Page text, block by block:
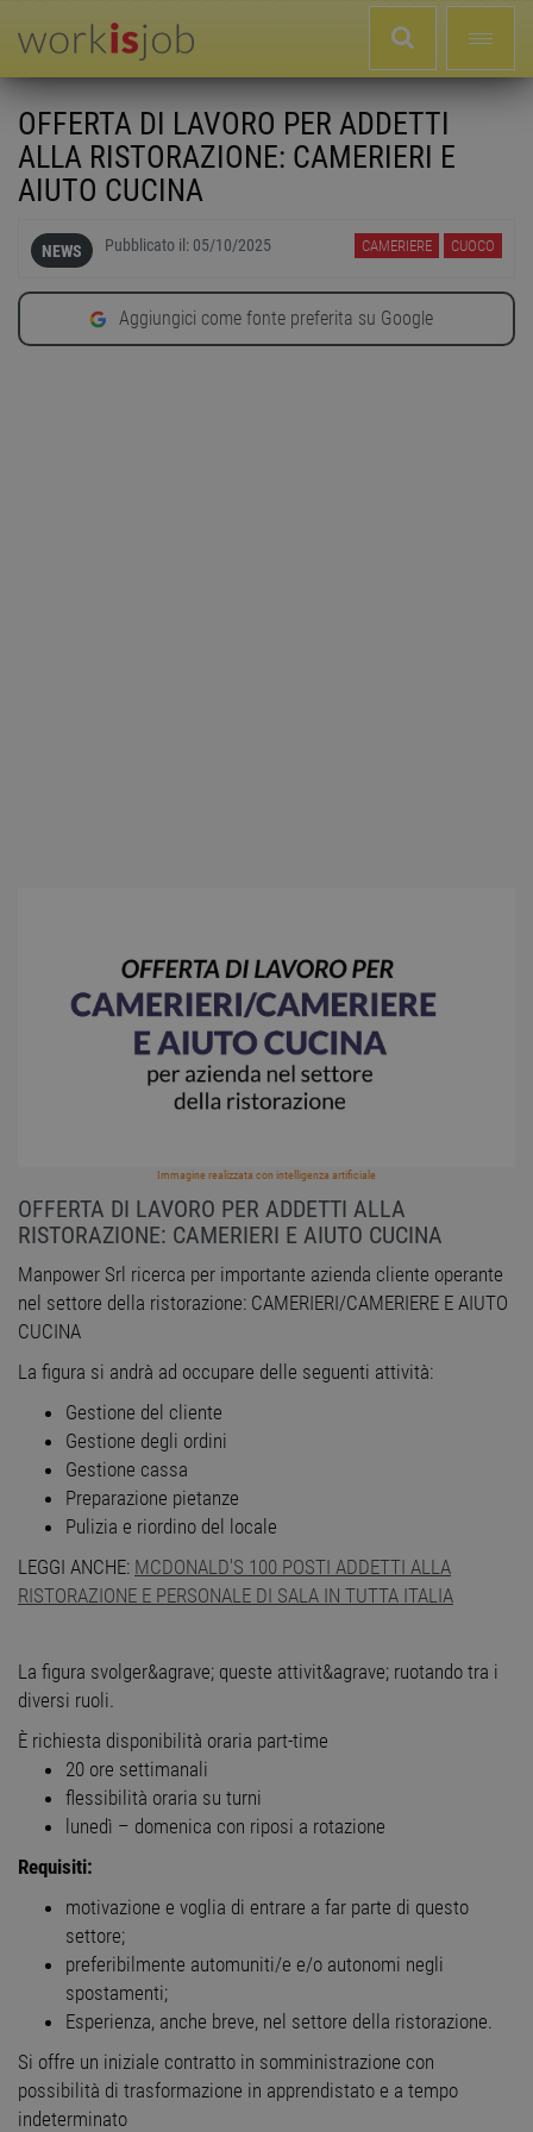
OFFERTA DI LAVORO PER ADDETTI
ALLA RISTORAZIONE: CAMERIERI E
AIUTO CUCINA
NEWS Pubblicato il: 05/10/2025 CAMERIERE CUOCO
Aggiungici come fonte preferita su Google
Immagine realizzata con intelligenza artificiale
OFFERTA DI LAVORO PER ADDETTI ALLA
RISTORAZIONE: CAMERIERI E AIUTO CUCINA
Manpower Srl ricerca per importante azienda cliente operante
nel settore della ristorazione: CAMERIERI/CAMERIERE E AIUTO
CUCINA
La figura si andrà ad occupare delle seguenti attività:
Gestione del cliente
Gestione degli ordini
Gestione cassa
Preparazione pietanze
Pulizia e riordino del locale
LEGGI ANCHE: MCDONALD'S 100 POSTI ADDETTI ALLA
RISTORAZIONE E PERSONALE DI SALA IN TUTTA ITALIA
La figura svolger&agrave; queste attivit&agrave; ruotando tra i
diversi ruoli.
È richiesta disponibilità oraria part-time
20 ore settimanali
flessibilità oraria su turni
lunedì – domenica con riposi a rotazione
Requisiti:
motivazione e voglia di entrare a far parte di questo
settore;
preferibilmente automuniti/e e/o autonomi negli
spostamenti;
Esperienza, anche breve, nel settore della ristorazione.
Si offre un iniziale contratto in somministrazione con
possibilità di trasformazione in apprendistato e a tempo
indeterminato